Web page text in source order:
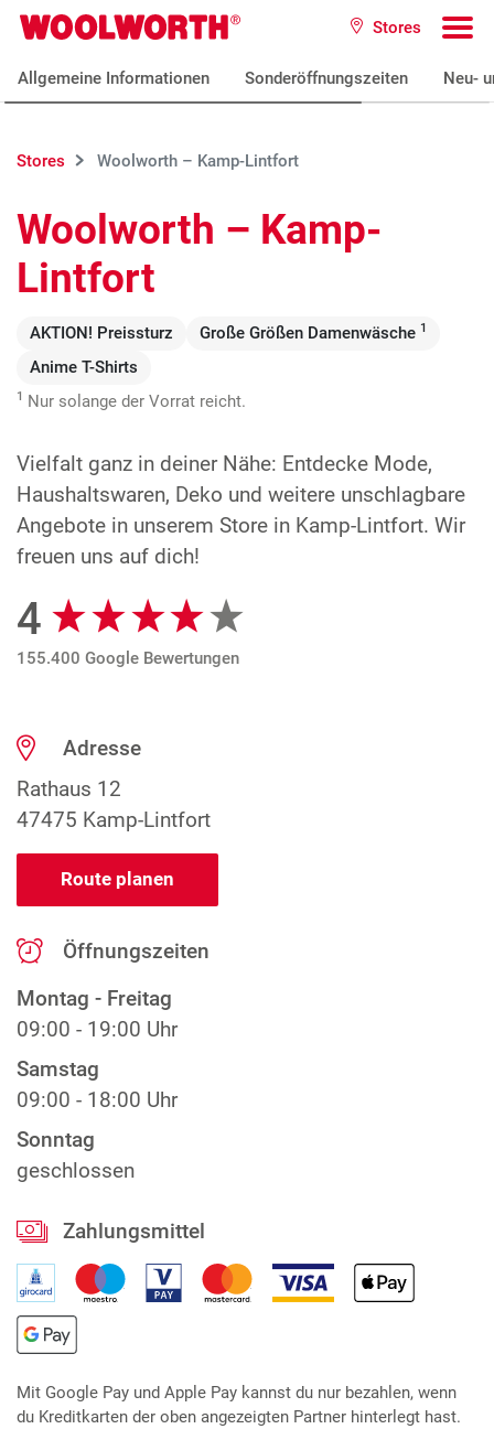
Zum Hauptinhalt
Woolworth GmbH Stores
Allgemeine Informationen Sonderöffnungszeiten Neu-
Stores Woolworth – Kamp-Lintfort
Woolworth – Kamp-
Lintfort
AKTION! Preissturz Große Größen Damenwäsche 1
Anime T-Shirts
1 Nur solange der Vorrat reicht.
Vielfalt ganz in deiner Nähe: Entdecke Mode,
Haushaltswaren, Deko und weitere unschlagbare
Angebote in unserem Store in Kamp-Lintfort. Wir
freuen uns auf dich!
Google Bewertungen
4
155.400 Google Bewertungen
Adresse
Rathaus 12
47475 Kamp-Lintfort
Route planen
Öffnungszeiten
Montag - Freitag
09:00 - 19:00 Uhr
Samstag
09:00 - 18:00 Uhr
Sonntag
geschlossen
Zahlungsmittel
Mit Google Pay und Apple Pay kannst du nur bezahlen, wenn
du Kreditkarten der oben angezeigten Partner hinterlegt hast.